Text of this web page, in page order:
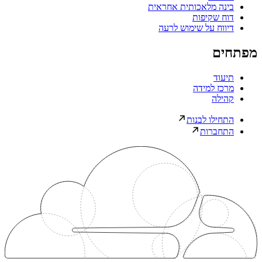
בינה מלאכותית אחראית
דוח שקיפות
דיווח על שימוש לרעה
מפתחים
תיעוד
מרכז למידה
קהילה
התחילו לבנות
התחברות